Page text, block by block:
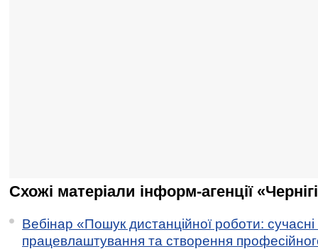
Схожі матеріали інформ-агенції
Вебінар «Пошук дистанційної роботи:
працевлаштування та створення